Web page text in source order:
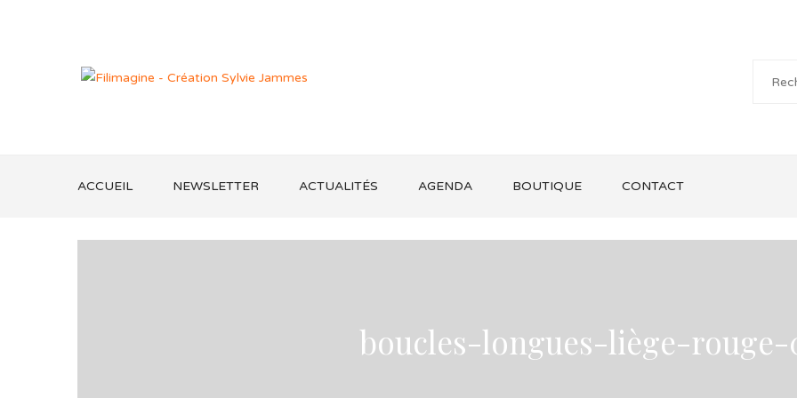
ACCUEIL NEWSLETTER ACTUALITÉS AGENDA BOUTIQUE CONTACT
boucles-longues-liège-rouge-